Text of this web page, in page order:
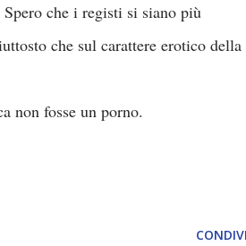
che i registi si siano più
che sul carattere erotico della
non fosse un porno.